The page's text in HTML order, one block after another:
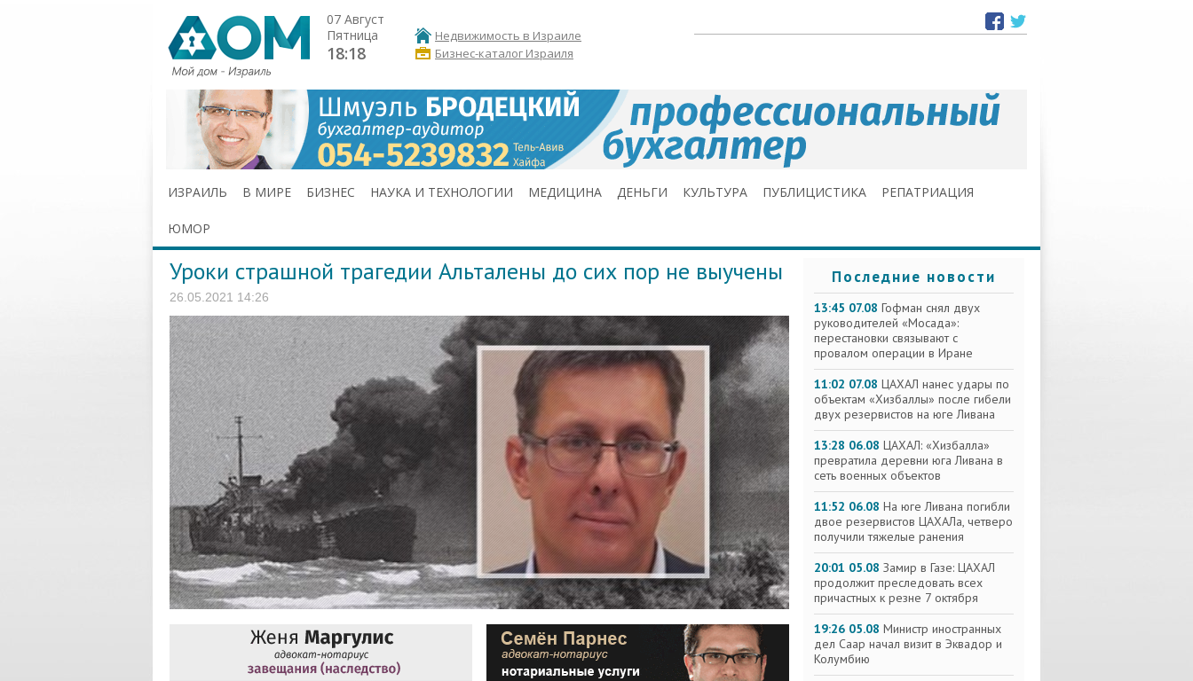
07 Август
Пятница
18:18
Недвижимость в Израиле
Бизнес-каталог Израиля
ИЗРАИЛЬ В МИРЕ БИЗНЕС НАУКА И ТЕХНОЛОГИИ МЕДИЦИНА ДЕНЬГИ КУЛЬТУРА ПУБЛИЦИСТИКА РЕПАТРИАЦИЯ
ЮМОР
Уроки страшной трагедии Альталены до сих пор не выучены
26.05.2021 14:26
Последние новости
13:45 07.08 Гофман снял двух
руководителей «Мосада»:
перестановки связывают с
провалом операции в Иране
11:02 07.08 ЦАХАЛ нанес удары по
объектам «Хизбаллы» после гибели
двух резервистов на юге Ливана
13:28 06.08 ЦАХАЛ: «Хизбалла»
превратила деревни юга Ливана в
сеть военных объектов
11:52 06.08 На юге Ливана погибли
двое резервистов ЦАХАЛа, четверо
получили тяжелые ранения
20:01 05.08 Замир в Газе: ЦАХАЛ
продолжит преследовать всех
причастных к резне 7 октября
19:26 05.08 Министр иностранных
дел Саар начал визит в Эквадор и
Колумбию